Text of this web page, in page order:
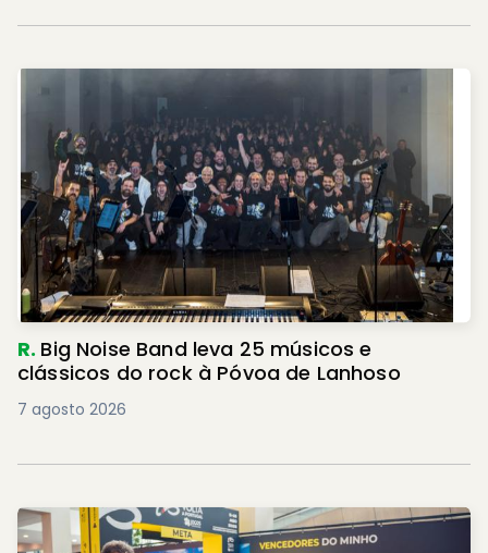
R. Big Noise Band leva 25 músicos e
clássicos do rock à Póvoa de Lanhoso
7 agosto 2026